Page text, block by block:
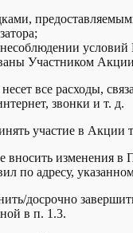
несоблюдении
Участником
все расходы,
звонки и т. д.
участие в Акции
вносить изменения
по адресу,
досрочно
в п. 1.3.